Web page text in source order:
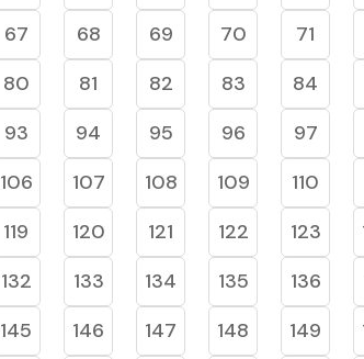
67 68 69 70 71
80 81 82 83 84
93 94 95 96 97
106 107 108 109 110
119 120 121 122 123
132 133 134 135 136
145 146 147 148 149